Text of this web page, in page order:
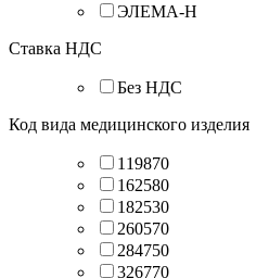
ЭЛЕМА-Н
Ставка НДС
Без НДС
Код вида медицинского изделия
119870
162580
182530
260570
284750
326770